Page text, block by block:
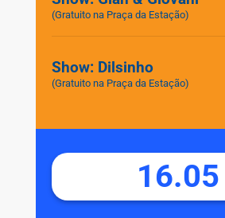
(Gratuito na Praça da Estação)
Show: Dilsinho
(Gratuito na Praça da Estação)
16.05